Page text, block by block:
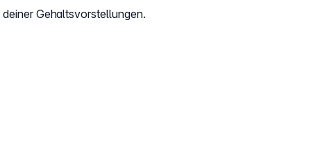
Gehaltsvorstellungen.